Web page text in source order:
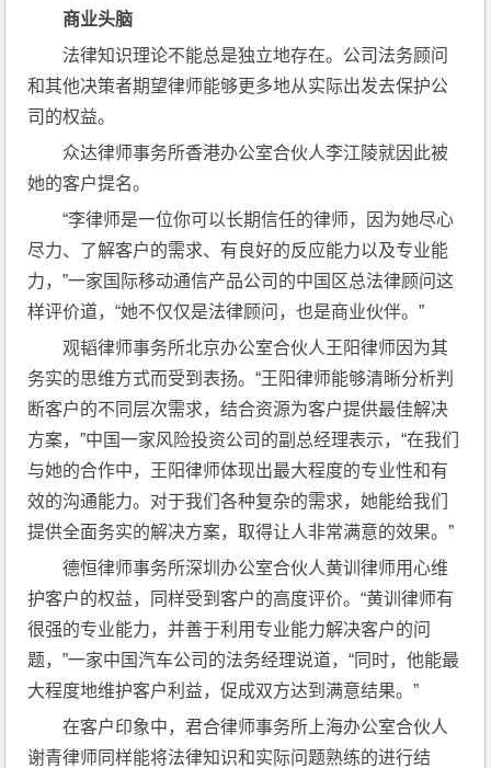
商业头脑
法律知识理论不能总是独立地存在。公司法务顾问
和其他决策者期望律师能够更多地从实际出发去保护公
司的权益。
众达律师事务所香港办公室合伙人李江陵就因此被
她的客户提名。
“李律师是一位你可以长期信任的律师，因为她尽心
尽力、了解客户的需求、有良好的反应能力以及专业能
力，”一家国际移动通信产品公司的中国区总法律顾问这
样评价道，“她不仅仅是法律顾问，也是商业伙伴。”
观韬律师事务所北京办公室合伙人王阳律师因为其
务实的思维方式而受到表扬。“王阳律师能够清晰分析判
断客户的不同层次需求，结合资源为客户提供最佳解决
方案，”中国一家风险投资公司的副总经理表示，“在我们
与她的合作中，王阳律师体现出最大程度的专业性和有
效的沟通能力。对于我们各种复杂的需求，她能给我们
提供全面务实的解决方案，取得让人非常满意的效果。”
德恒律师事务所深圳办公室合伙人黄训律师用心维
护客户的权益，同样受到客户的高度评价。“黄训律师有
很强的专业能力，并善于利用专业能力解决客户的问
题，”一家中国汽车公司的法务经理说道，“同时，他能最
大程度地维护客户利益，促成双方达到满意结果。”
在客户印象中，君合律师事务所上海办公室合伙人
谢青律师同样能将法律知识和实际问题熟练的进行结